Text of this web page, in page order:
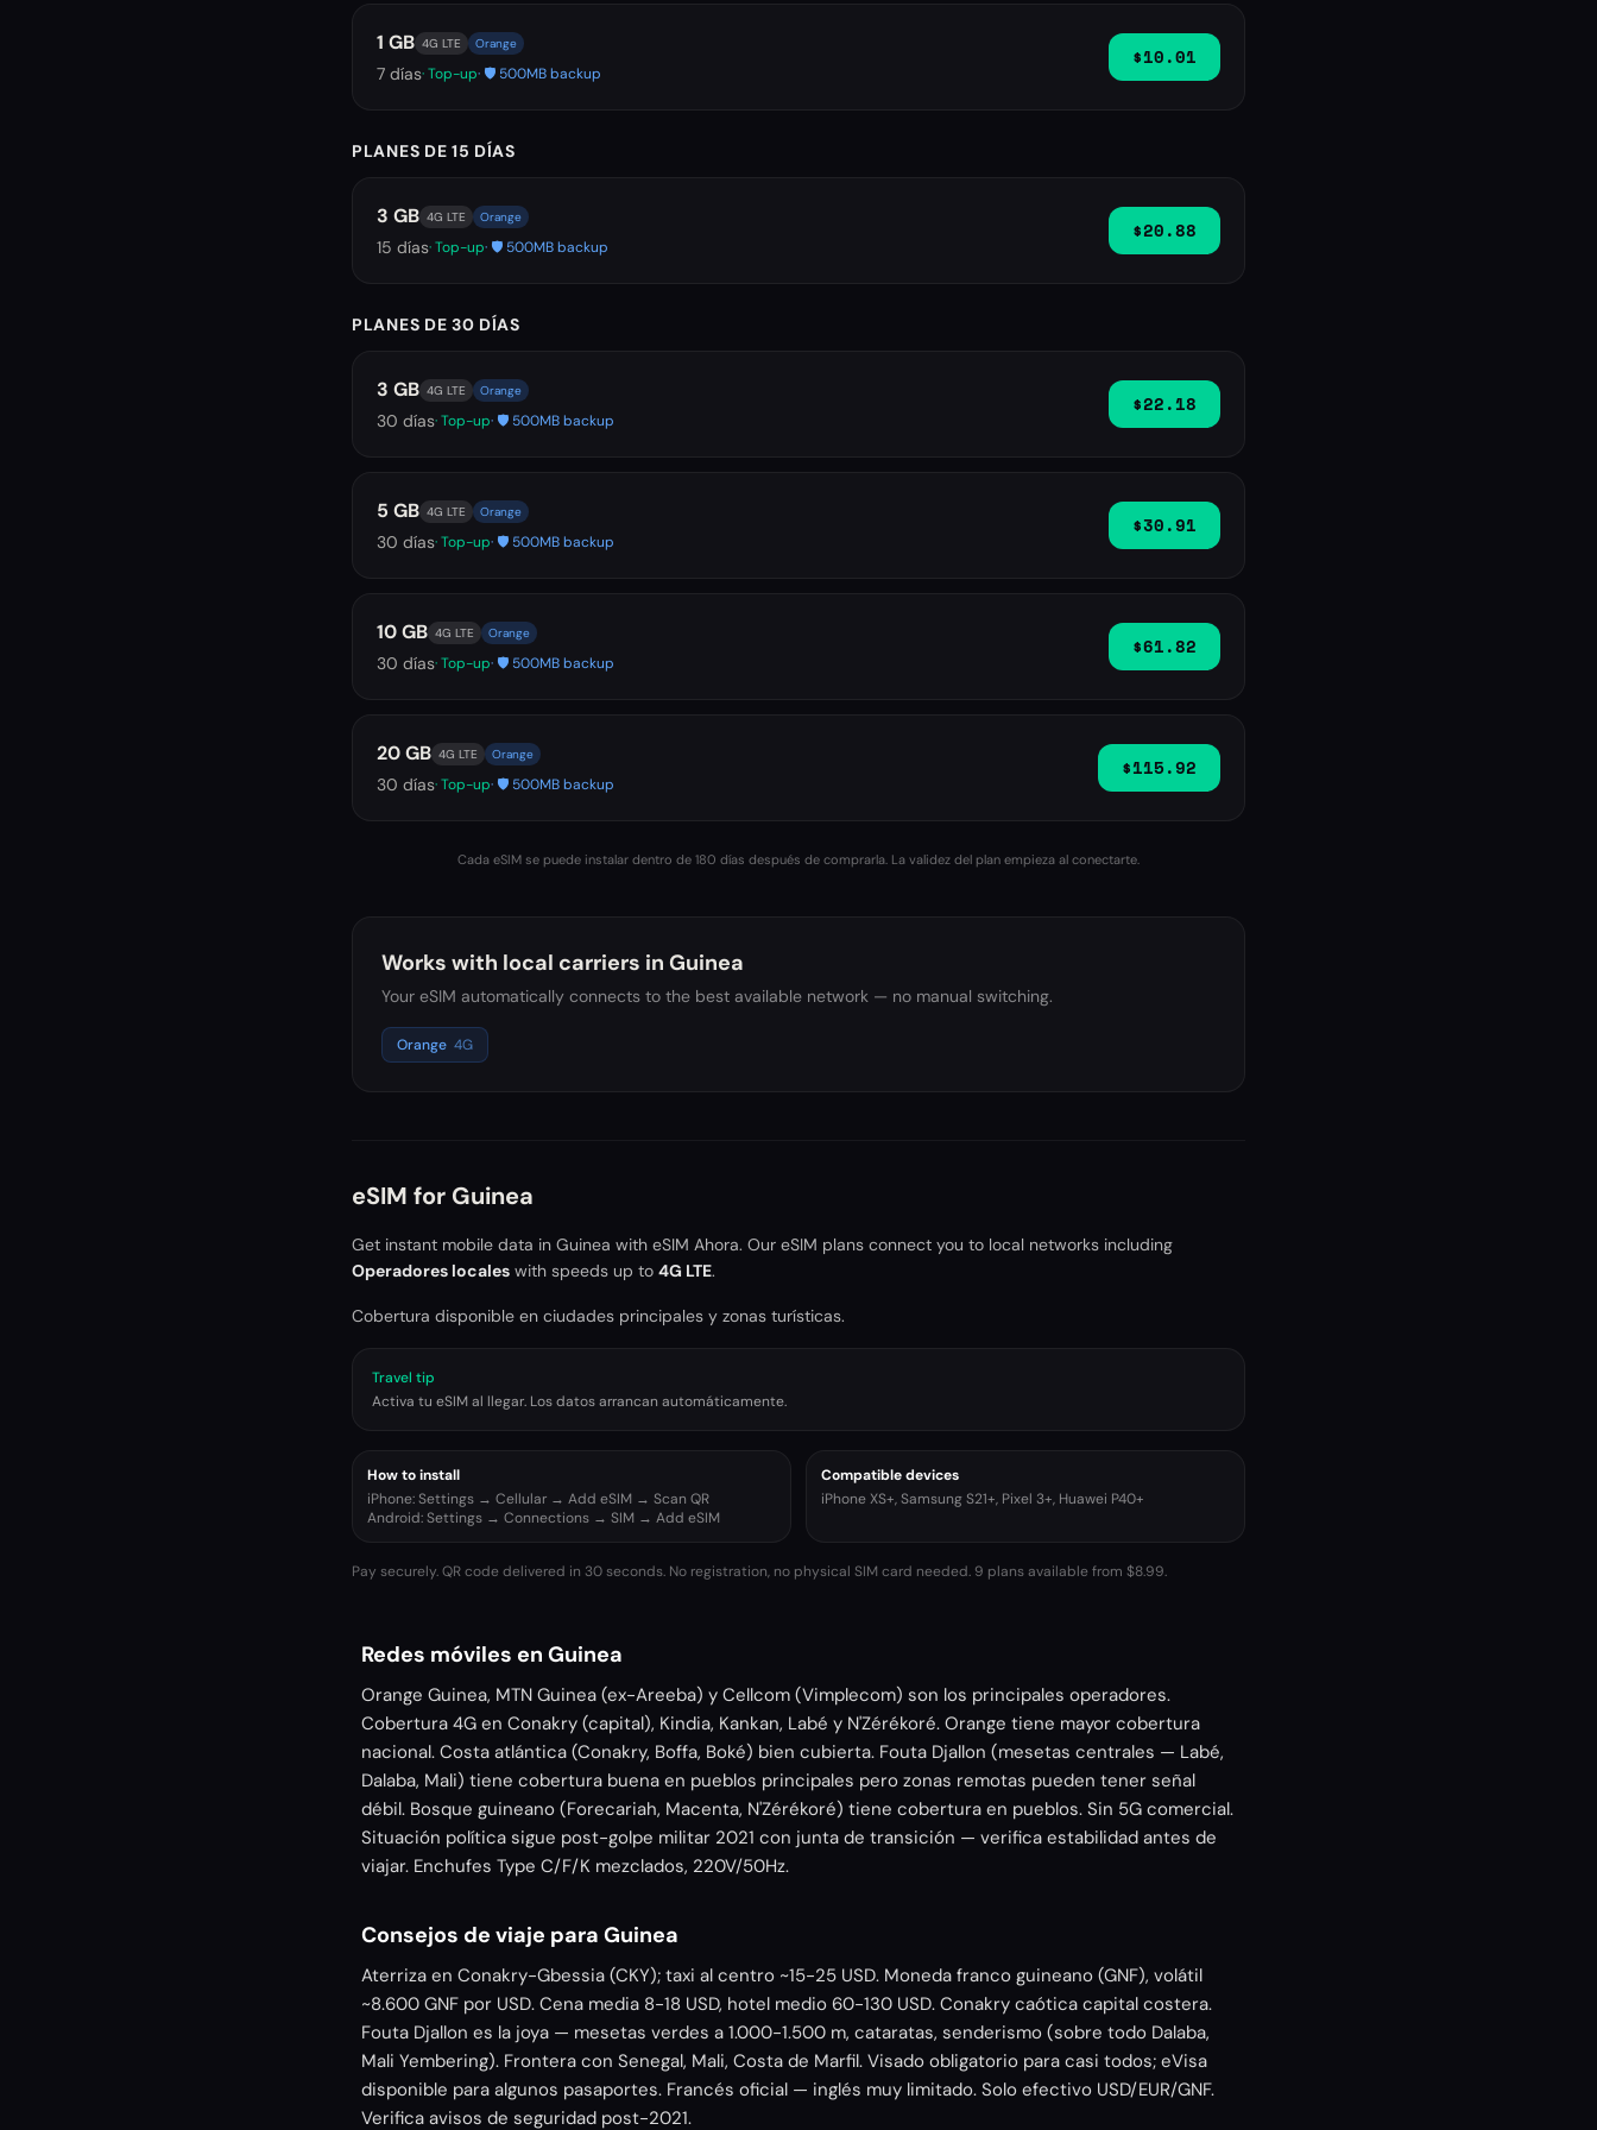
1 GB 4G LTE Orange
7 días· Top-up· 🛡️ 500MB backup
$10.01
PLANES DE 15 DÍAS
3 GB 4G LTE Orange
15 días· Top-up· 🛡️ 500MB backup
$20.88
PLANES DE 30 DÍAS
3 GB 4G LTE Orange
30 días· Top-up· 🛡️ 500MB backup
$22.18
5 GB 4G LTE Orange
30 días· Top-up· 🛡️ 500MB backup
$30.91
10 GB 4G LTE Orange
30 días· Top-up· 🛡️ 500MB backup
$61.82
20 GB 4G LTE Orange
30 días· Top-up· 🛡️ 500MB backup
$115.92
Cada eSIM se puede instalar dentro de 180 días después de comprarla. La validez del plan empieza al conectarte.
Works with local carriers in Guinea
Your eSIM automatically connects to the best available network — no manual switching.
Orange 4G
eSIM for Guinea
Get instant mobile data in Guinea with eSIM Ahora. Our eSIM plans connect you to local networks including
Operadores locales with speeds up to 4G LTE.
Cobertura disponible en ciudades principales y zonas turísticas.
Travel tip
Activa tu eSIM al llegar. Los datos arrancan automáticamente.
How to install
iPhone: Settings → Cellular → Add eSIM → Scan QR
Android: Settings → Connections → SIM → Add eSIM
Compatible devices
iPhone XS+, Samsung S21+, Pixel 3+, Huawei P40+
Pay securely. QR code delivered in 30 seconds. No registration, no physical SIM card needed. 9 plans available from $8.99.
Redes móviles en Guinea
Orange Guinea, MTN Guinea (ex-Areeba) y Cellcom (Vimplecom) son los principales operadores.
Cobertura 4G en Conakry (capital), Kindia, Kankan, Labé y N'Zérékoré. Orange tiene mayor cobertura
nacional. Costa atlántica (Conakry, Boffa, Boké) bien cubierta. Fouta Djallon (mesetas centrales — Labé,
Dalaba, Mali) tiene cobertura buena en pueblos principales pero zonas remotas pueden tener señal
débil. Bosque guineano (Forecariah, Macenta, N'Zérékoré) tiene cobertura en pueblos. Sin 5G comercial.
Situación política sigue post-golpe militar 2021 con junta de transición — verifica estabilidad antes de
viajar. Enchufes Type C/F/K mezclados, 220V/50Hz.
Consejos de viaje para Guinea
Aterriza en Conakry-Gbessia (CKY); taxi al centro ~15-25 USD. Moneda franco guineano (GNF), volátil
~8.600 GNF por USD. Cena media 8-18 USD, hotel medio 60-130 USD. Conakry caótica capital costera.
Fouta Djallon es la joya — mesetas verdes a 1.000-1.500 m, cataratas, senderismo (sobre todo Dalaba,
Mali Yembering). Frontera con Senegal, Mali, Costa de Marfil. Visado obligatorio para casi todos; eVisa
disponible para algunos pasaportes. Francés oficial — inglés muy limitado. Solo efectivo USD/EUR/GNF.
Verifica avisos de seguridad post-2021.